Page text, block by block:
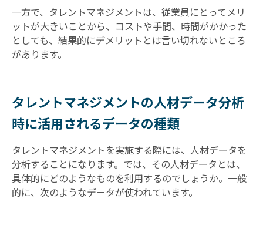
一方で、タレントマネジメントは、従業員にとってメリ
ットが大きいことから、コストや手間、時間がかかった
としても、結果的にデメリットとは言い切れないところ
があります。
タレントマネジメントの人材データ分析
時に活用されるデータの種類
タレントマネジメントを実施する際には、人材データを
分析することになります。では、その人材データとは、
具体的にどのようなものを利用するのでしょうか。一般
的に、次のようなデータが使われています。